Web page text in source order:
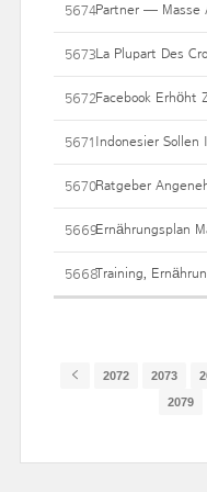
5674Partner — Masse
5673La Plupart Des
5672Facebook Erhöht
5671 Indonesier
5670Ratgeber
5669Ernährungsplan
5668Training,
2072 2073
2079